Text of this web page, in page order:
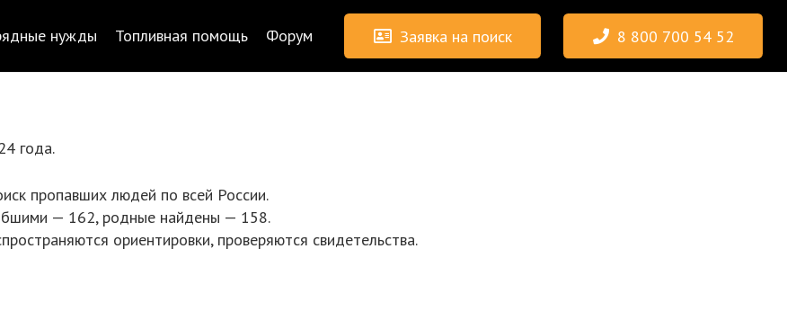
нужды Топливная помощь Форум Заявка на поиск 8 800 700 54 52
года.
пропавших людей по всей России.
— 162, родные найдены — 158.
ориентировки, проверяются свидетельства.